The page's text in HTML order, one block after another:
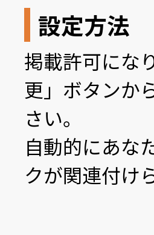
設定方法
掲載許可にな
更」ボタンか
さい。
自動的にあな
クが関連付け